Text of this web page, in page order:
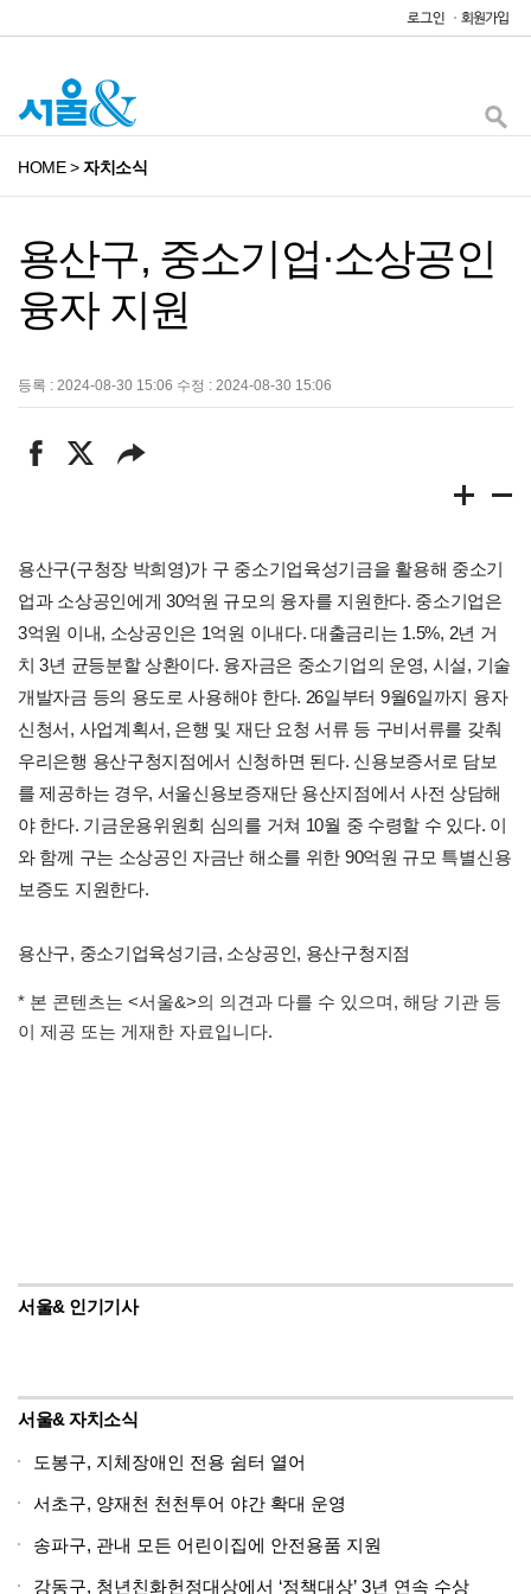
HOME>자치소식
용산구, 중소기업·소상공인
융자 지원
등록 : 2024-08-30 15:06 수정 : 2024-08-30 15:06
용산구(구청장 박희영)가 구 중소기업육성기금을 활용해 중소기
업과 소상공인에게 30억원 규모의 융자를 지원한다. 중소기업은
3억원 이내, 소상공인은 1억원 이내다. 대출금리는 1.5%, 2년 거
치 3년 균등분할 상환이다. 융자금은 중소기업의 운영, 시설, 기술
개발자금 등의 용도로 사용해야 한다. 26일부터 9월6일까지 융자
신청서, 사업계획서, 은행 및 재단 요청 서류 등 구비서류를 갖춰
우리은행 용산구청지점에서 신청하면 된다. 신용보증서로 담보
를 제공하는 경우, 서울신용보증재단 용산지점에서 사전 상담해
야 한다. 기금운용위원회 심의를 거쳐 10월 중 수령할 수 있다. 이
와 함께 구는 소상공인 자금난 해소를 위한 90억원 규모 특별신용
보증도 지원한다.
용산구, 중소기업육성기금, 소상공인, 용산구청지점
* 본 콘텐츠는 <서울&>의 의견과 다를 수 있으며, 해당 기관 등
이 제공 또는 게재한 자료입니다.
서울& 인기기사
서울& 자치소식
도봉구, 지체장애인 전용 쉼터 열어
서초구, 양재천 천천투어 야간 확대 운영
송파구, 관내 모든 어린이집에 안전용품 지원
강동구, 청년친화헌정대상에서 ‘정책대상’ 3년 연속 수상